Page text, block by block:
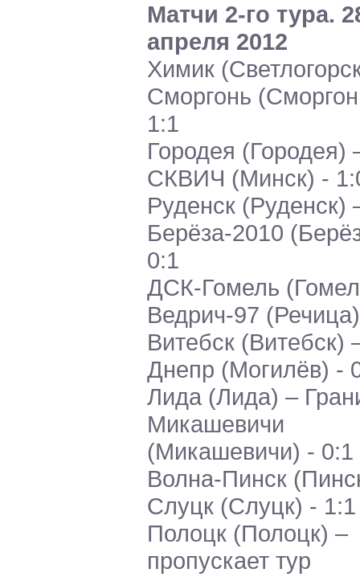
Матчи 2-го тура.
апреля 2012
Химик
Сморгонь
1:1
Городея (Городея)
СКВИЧ (Минск) -
Руденск (Руденск)
Берёза-2010
0:1
ДСК-Гомель
Ведрич-97
Витебск (Витебск)
Днепр (Могилёв) -
Лида (Лида) –
Микашевичи
(Микашевичи) - 0:1
Волна-Пинск
Слуцк (Слуцк) - 1:1
Полоцк (Полоцк) –
пропускает тур